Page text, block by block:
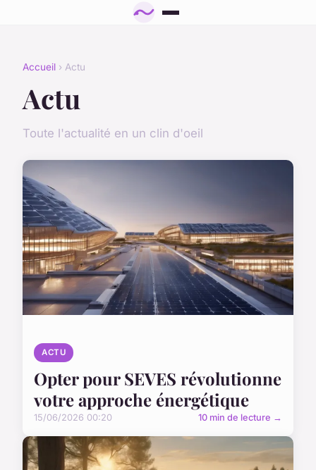
Accueil › Actu
Actu
Toute l'actualité en un clin d'oeil
ACTU
Opter pour SEVES révolutionne
votre approche énergétique
15/06/2026 00:20 10 min de lecture →